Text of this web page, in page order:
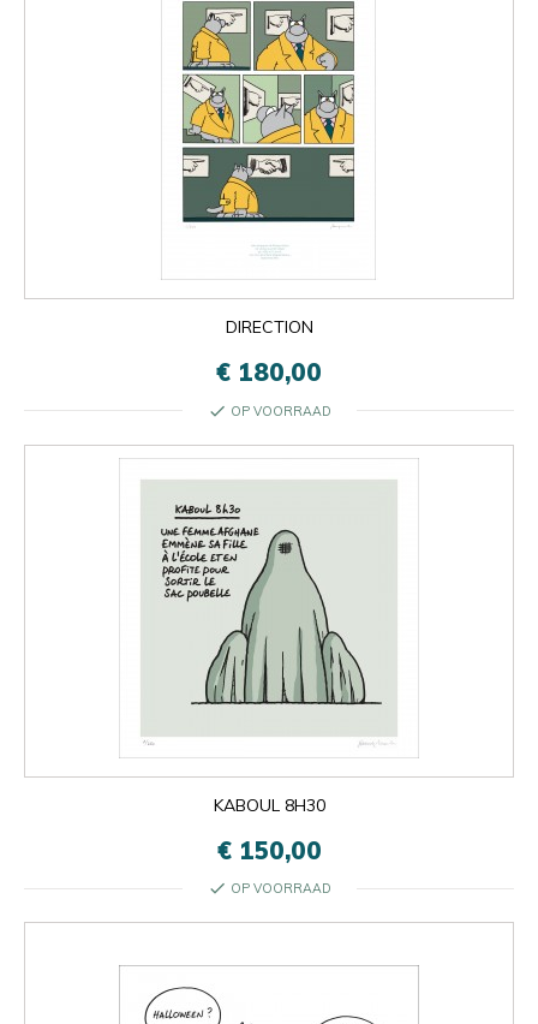
DIRECTION
€ 180,00
check OP VOORRAAD
KABOUL 8H30
€ 150,00
check OP VOORRAAD